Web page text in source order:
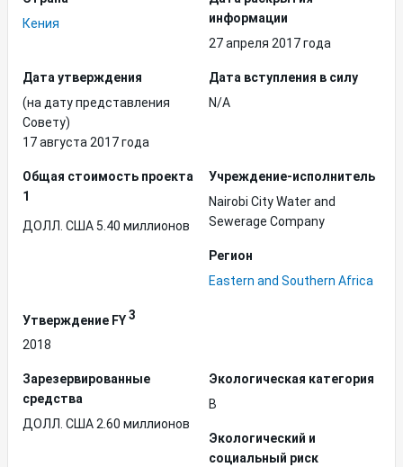
Кения
информации
27 апреля 2017 года
Дата утверждения
(на дату представления
Совету)
17 августа 2017 года
Дата вступления в силу
N/A
Общая стоимость проекта
1
ДОЛЛ. США 5.40 миллионов
Учреждение-исполнитель
Nairobi City Water and
Sewerage Company
Регион
Eastern and Southern Africa
Утверждение FY3
2018
Зарезервированные
средства
ДОЛЛ. США 2.60 миллионов
Экологическая категория
B
Экологический и
социальный риск